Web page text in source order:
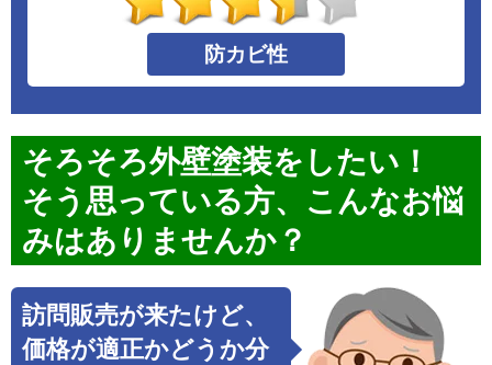
防カビ性
そろそろ外壁塗装をしたい！
そう思っている方、 こんなお悩
みはありませんか？
訪問販売が来たけど、
価格が適正かどうか分